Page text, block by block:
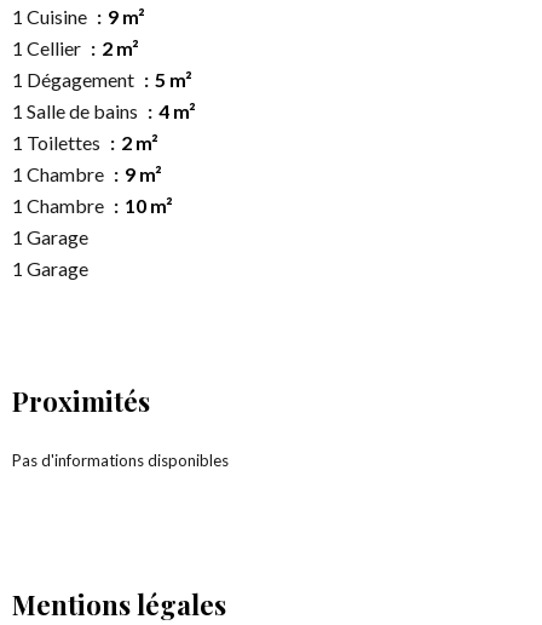
1 Cuisine
9 m²
1 Cellier
2 m²
1 Dégagement
5 m²
1 Salle de bains
4 m²
1 Toilettes
2 m²
1 Chambre
9 m²
1 Chambre
10 m²
1 Garage
1 Garage
Proximités
Pas d'informations disponibles
Mentions légales